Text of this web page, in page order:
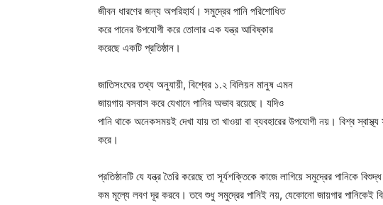
জীবন ধারণের জন্য অপরিহার্য। সমুদ্রের পানি পরিশোধিত
করে পানের উপযোগী করে তোলার এক যন্ত্র আবিষ্কার
করেছে একটি প্রতিষ্ঠান।
জাতিসংঘের তথ্য অনুযায়ী, বিশ্বের ১.২ বিলিয়ন মানুষ এমন
জায়গায় বসবাস করে যেখানে পানির অভাব রয়েছে। যদিও
পানি থাকে অনেকসময়ই দেখা যায় তা খাওয়া বা ব্যবহারের উপযোগী নয়। বিশ্ব
করে।
প্রতিষ্ঠানটি যে যন্ত্র তৈরি করেছে তা সূর্যশক্তিকে কাজে লাগিয়ে সমুদ্রের পানিকে
কম মূল্যে লবণ দূর করবে। তবে শুধু সমুদ্রের পানিই নয়, যেকোনো জায়গার পানিকেই